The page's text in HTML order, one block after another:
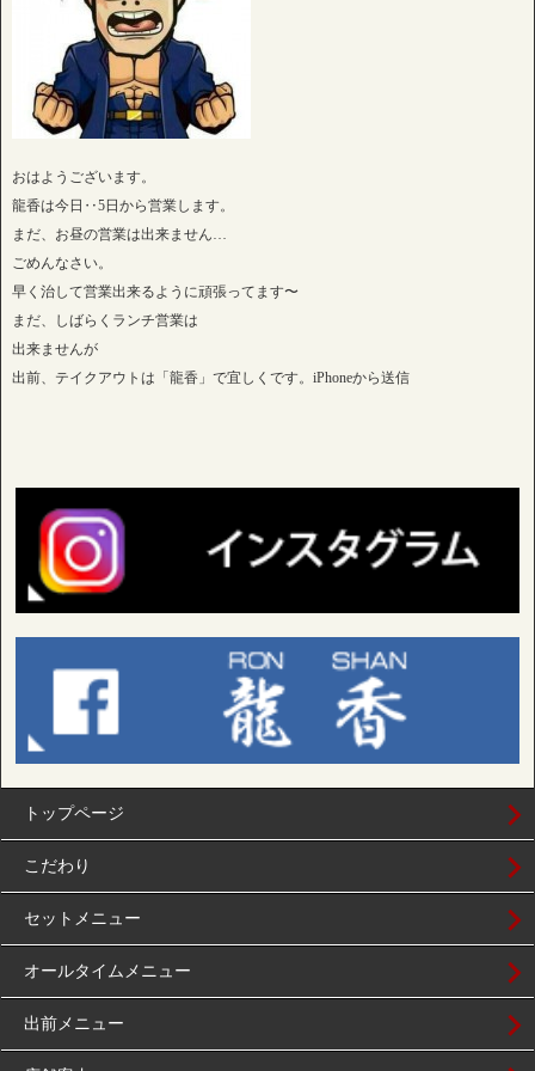
おはようございます。
龍香は今日‥5日から営業します。
まだ、お昼の営業は出来ません…
ごめんなさい。
早く治して営業出来るように頑張ってます〜
まだ、しばらくランチ営業は
出来ませんが
出前、テイクアウトは「龍香」で宜しくです。iPhoneから送信
トップページ
こだわり
セットメニュー
オールタイムメニュー
出前メニュー